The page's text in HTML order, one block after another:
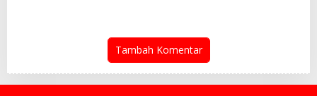
Tambah Komentar